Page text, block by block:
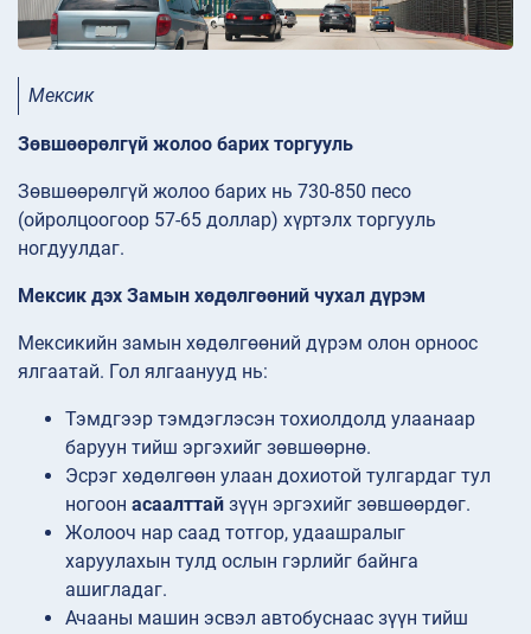
Мексик
Зөвшөөрөлгүй жолоо барих торгууль
Зөвшөөрөлгүй жолоо барих нь 730-850 песо
(ойролцоогоор 57-65 доллар) хүртэлх торгууль
ногдуулдаг.
Мексик дэх Замын хөдөлгөөний чухал дүрэм
Мексикийн замын хөдөлгөөний дүрэм олон орноос
ялгаатай. Гол ялгаанууд нь:
Тэмдгээр тэмдэглэсэн тохиолдолд улаанаар
баруун тийш эргэхийг зөвшөөрнө.
Эсрэг хөдөлгөөн улаан дохиотой тулгардаг тул
ногоон асаалттай зүүн эргэхийг зөвшөөрдөг.
Жолооч нар саад тотгор, удаашралыг
харуулахын тулд ослын гэрлийг байнга
ашигладаг.
Ачааны машин эсвэл автобуснаас зүүн тийш